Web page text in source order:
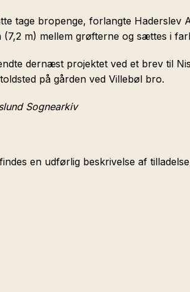
tage bropenge, forlangte
(7,2 m) mellem grøfterne og sættes i
dernæst projektet ved et brev til
på gården ved Villebøl bro.
Sognearkiv
en udførlig beskrivelse af